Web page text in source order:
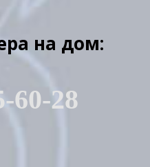
на дом:
60-28